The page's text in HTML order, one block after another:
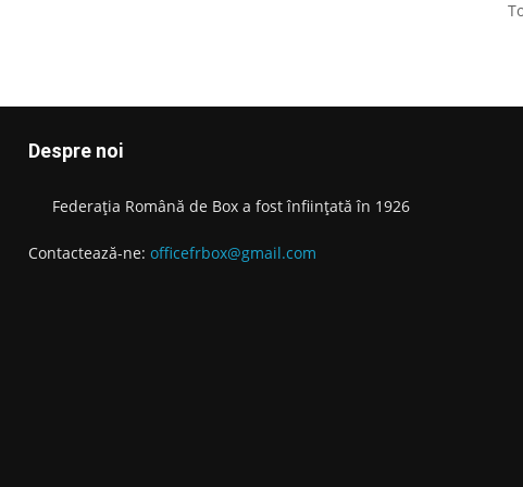
Despre noi
Federația Română de Box a fost înființată în 1926
Contactează-ne: officefrbox@gmail.com